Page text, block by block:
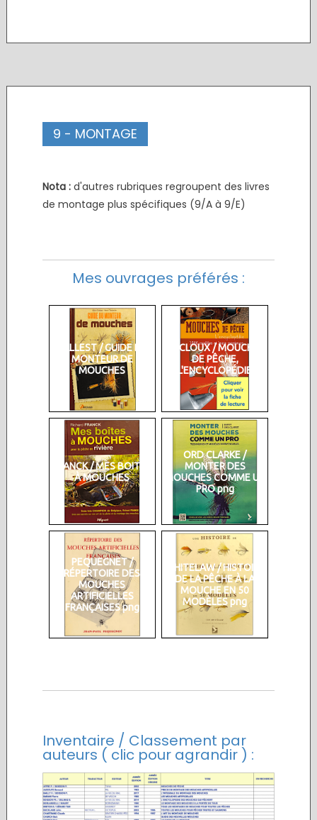
9 - MONTAGE
Nota :d'autres rubriques regroupent des livres
de montage plus spécifiques (9/A à 9/E)
Mes ouvrages préférés :
DALLEST / GUIDE DU
MONTEUR DE
MOUCHES
DUCLOUX / MOUCHES
DE PÊCHE,
L'ENCYCLOPÉDIE
FRANCK / MES BOITES
À MOUCHES
ORD CLARKE /
MONTER DES
MOUCHES COMME UN
PRO png
PEQUEGNET /
RÉPERTOIRE DES
MOUCHES
ARTIFICIELLES
FRANÇAISES png
WHITELAW / HISTOIRE
DE LA PÊCHE À LA
MOUCHE EN 50
MODÈLES png
Inventaire / Classement par
auteurs ( clic pour agrandir ) :